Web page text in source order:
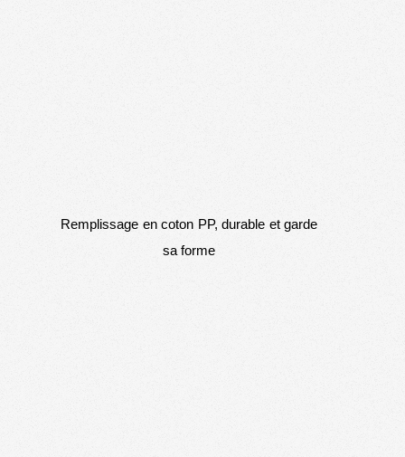
Remplissage en coton PP, durable et garde
sa forme